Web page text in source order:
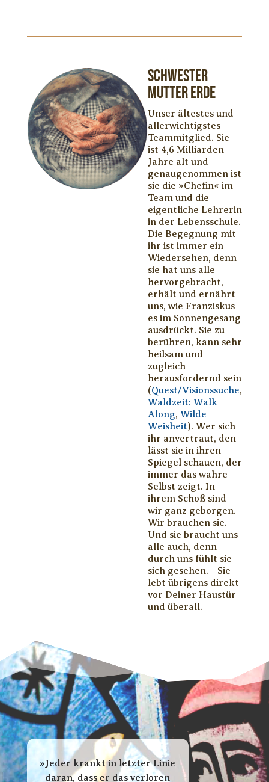
Schwester
Mutter Erde
Unser ältestes und
allerwichtigstes
Teammitglied. Sie
ist 4,6 Milliarden
Jahre alt und
genaugenommen ist
sie die »Chefin« im
Team und die
eigentliche Lehrerin
in der Lebensschule.
Die Begegnung mit
ihr ist immer ein
Wiedersehen, denn
sie hat uns alle
hervorgebracht,
erhält und ernährt
uns, wie Franziskus
es im Sonnengesang
ausdrückt. Sie zu
berühren, kann sehr
heilsam und
zugleich
herausfordernd sein
(Quest/Visionssuche,
Waldzeit: Walk
Along, Wilde
Weisheit). Wer sich
ihr anvertraut, den
lässt sie in ihren
Spiegel schauen, der
immer das wahre
Selbst zeigt. In
ihrem Schoß sind
wir ganz geborgen.
Wir brauchen sie.
Und sie braucht uns
alle auch, denn
durch uns fühlt sie
sich gesehen. - Sie
lebt übrigens direkt
vor Deiner Haustür
und überall.
»Jeder krankt in letzter Linie
daran, dass er das verloren